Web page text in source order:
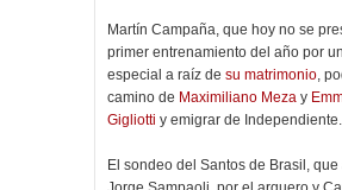
Martín Campaña, que hoy no se
primer entrenamiento del año por
especial a raíz de su matrimonio,
camino de Maximiliano Meza y
Gigliotti y emigrar de Independiente.
El sondeo del Santos de Brasil,